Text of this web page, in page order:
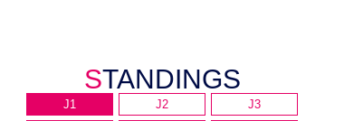
STANDINGS
J1 J2
J3